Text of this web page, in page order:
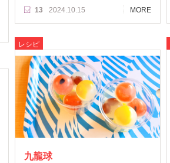
13 2024.10.15 MORE
レシピ
九龍球